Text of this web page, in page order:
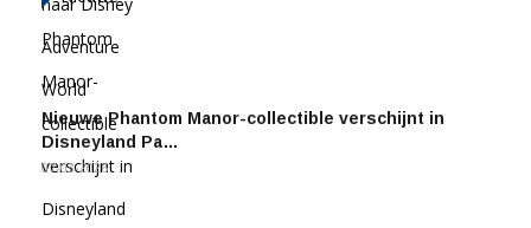
Nieuwe Phantom Manor-collectible verschijnt in
Disneyland Pa…
07-03-2026